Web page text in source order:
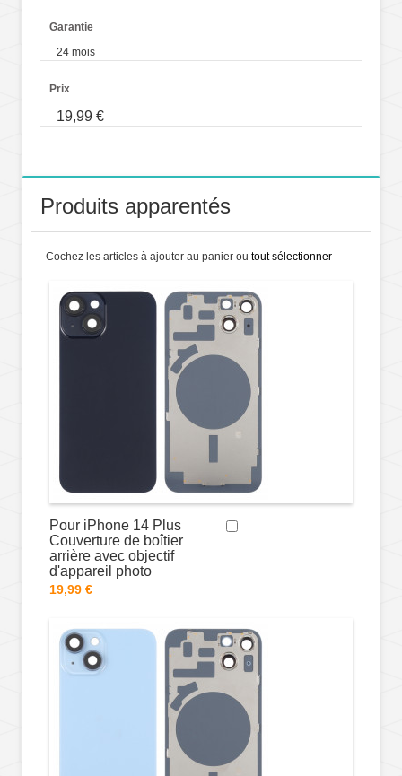
Garantie
24 mois
Prix
19,99 €
Produits apparentés
Cochez les articles à ajouter au panier ou tout sélectionner
Pour iPhone 14 Plus
Couverture de boîtier
arrière avec objectif
d'appareil photo
19,99 €